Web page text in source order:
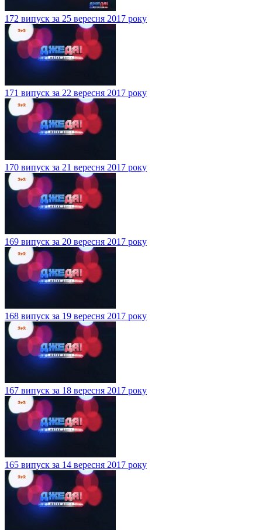
172 випуск за 25 вересня 2017 року
171 випуск за 22 вересня 2017 року
170 випуск за 21 вересня 2017 року
169 випуск за 20 вересня 2017 року
168 випуск за 19 вересня 2017 року
167 випуск за 18 вересня 2017 року
165 випуск за 14 вересня 2017 року